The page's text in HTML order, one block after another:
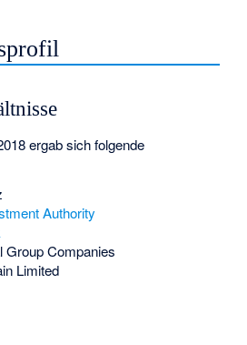
ergab sich folgende
Authority
Group Companies
Limited